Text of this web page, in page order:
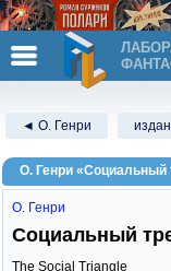
◄ О. Генри
О. Генри «Социальный
О. Генри
Социальный
The Social Triangle